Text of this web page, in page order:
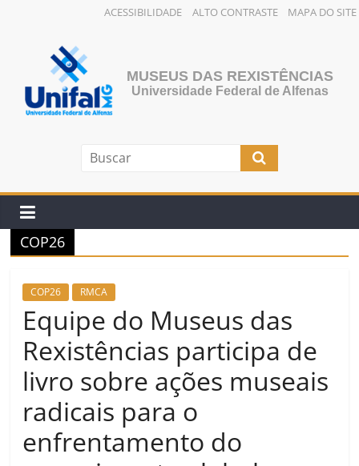
ACESSIBILIDADE ALTO CONTRASTE MAPA DO SITE
conteúdo
MUSEUS DAS REXISTÊNCIAS
Universidade Federal de Alfenas
COP26
COP26 RMCA
Equipe do Museus das
Rexistências participa de
livro sobre ações museais
radicais para o
enfrentamento do